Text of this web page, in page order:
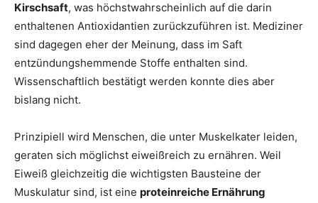
Kirschsaft, was höchstwahrscheinlich auf die darin
enthaltenen Antioxidantien zurückzuführen ist. Mediziner
sind dagegen eher der Meinung, dass im Saft
entzündungshemmende Stoffe enthalten sind.
Wissenschaftlich bestätigt werden konnte dies aber
bislang nicht.
Prinzipiell wird Menschen, die unter Muskelkater leiden,
geraten sich möglichst eiweißreich zu ernähren. Weil
Eiweiß gleichzeitig die wichtigsten Bausteine der
Muskulatur sind, ist eine proteinreiche Ernährung